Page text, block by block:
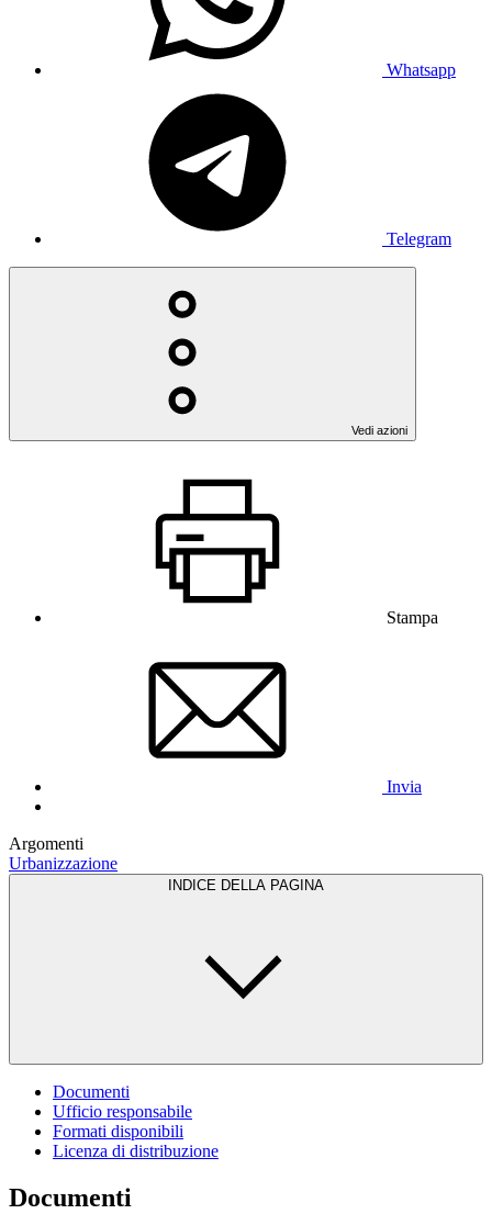
Whatsapp
Telegram
Vedi azioni
Stampa
Invia
Argomenti
Urbanizzazione
INDICE DELLA PAGINA
Documenti
Ufficio responsabile
Formati disponibili
Licenza di distribuzione
Documenti